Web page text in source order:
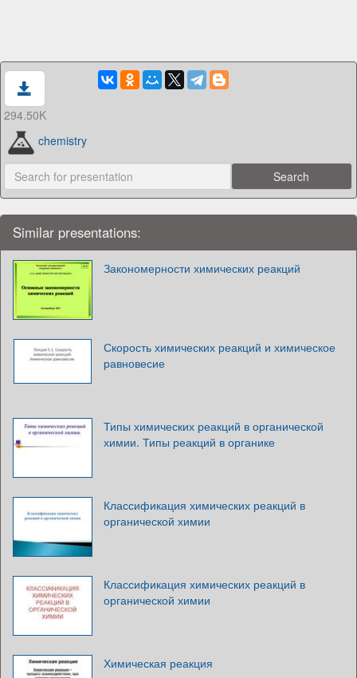
294.50K
chemistry
Similar presentations:
Закономерности химических реакций
Скорость химических реакций и химическое
равновесие
Типы химических реакций в органической
химии. Типы реакций в органике
Классификация химических реакций в
органической химии
Классификация химических реакций в
органической химии
Химическая реакция